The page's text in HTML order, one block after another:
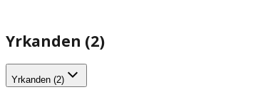
Yrkanden (2)
Yrkanden (2)